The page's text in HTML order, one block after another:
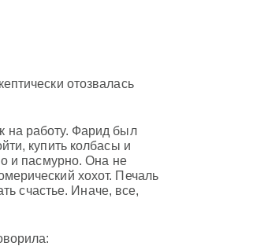
отозвалась
на работу. Фарид был
купить колбасы и
и пасмурно. Она не
хохот. Печаль
счастье. Иначе, все,